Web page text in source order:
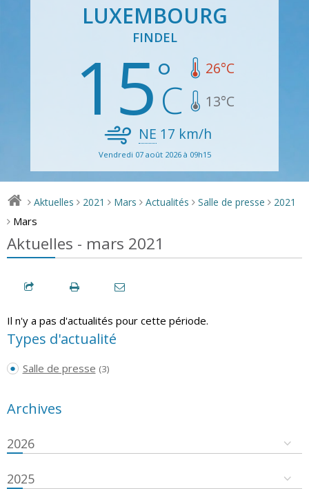
LUXEMBOURG
FINDEL
15 26°C
13°C
NE 17 km/h
Vendredi 07 août 2026 à 09h15
> Aktuelles > 2021 > Mars > Actualités > Salle de presse > 2021
> Mars
Aktuelles - mars 2021
Il n'y a pas d'actualités pour cette période.
Types d'actualité
Salle de presse (3)
Archives
2026
2025